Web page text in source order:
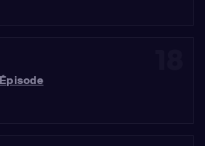
Épisode